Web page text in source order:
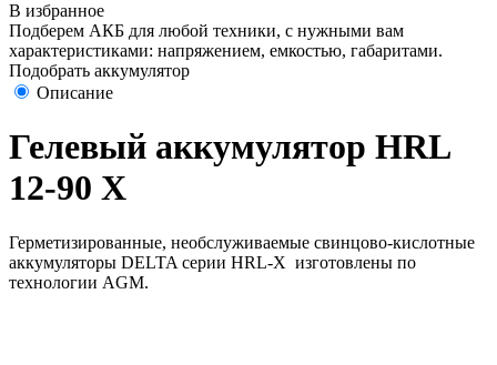
В избранное
Подберем АКБ для любой техники, с нужными вам
характеристиками: напряжением, емкостью, габаритами.
Подобрать аккумулятор
Описание
Гелевый аккумулятор HRL
12-90 X
Герметизированные, необслуживаемые свинцово-кислотные
аккумуляторы DELTA серии HRL-X изготовлены по
технологии AGM.